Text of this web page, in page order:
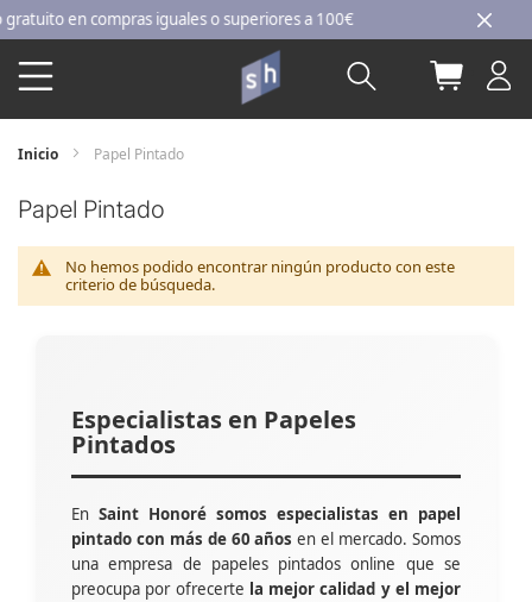
Ir
al
contenido
en compras iguales o superiores a 100€
Buscar Mi
Inicio Papel Pintado
Papel Pintado
No hemos podido encontrar ningún producto con este
criterio de búsqueda.
Especialistas en Papeles
Pintados
En Saint Honoré somos especialistas en papel
pintado con más de 60 años en el mercado. Somos
una empresa de papeles pintados online que se
preocupa por ofrecerte la mejor calidad y el mejor